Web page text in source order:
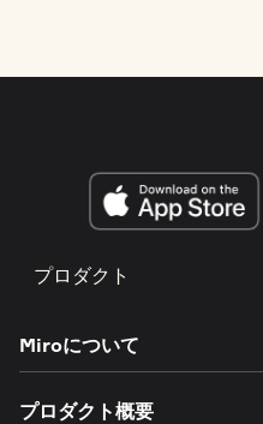
プロダクト
Miroについて
プロダクト概要